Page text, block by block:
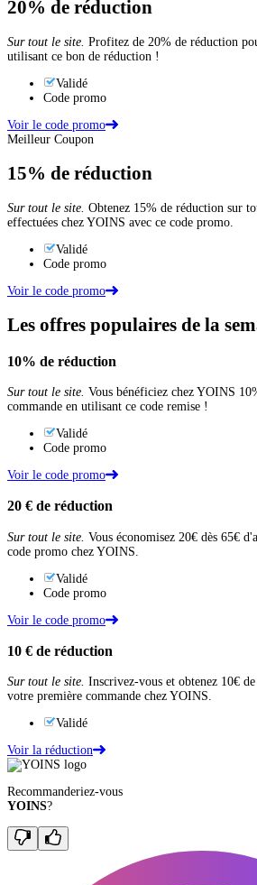
20% de réduction
Sur tout le site. Profitez de 20% de réduction
utilisant ce bon de réduction !
Validé
Code promo
Voir le code promo
Meilleur Coupon
15% de réduction
Sur tout le site. Obtenez 15% de réduction sur
effectuées chez YOINS avec ce code promo.
Validé
Code promo
Voir le code promo
Les offres populaires de la
10% de réduction
Sur tout le site. Vous bénéficiez chez YOINS
commande en utilisant ce code remise !
Validé
Code promo
Voir le code promo
20 € de réduction
Sur tout le site. Vous économisez 20€ dès 65€
code promo chez YOINS.
Validé
Code promo
Voir le code promo
10 € de réduction
Sur tout le site. Inscrivez-vous et obtenez 10€
votre première commande chez YOINS.
Validé
Voir la réduction
Recommanderiez-vous
YOINS?